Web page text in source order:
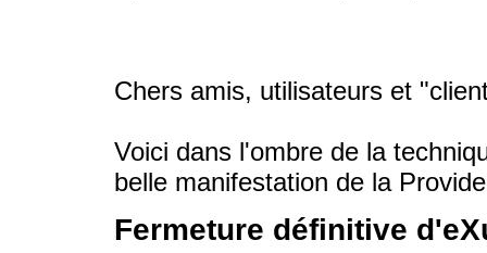
Chers amis, utilisateurs et
Voici dans l'ombre de la
belle manifestation de la
Fermeture définitive